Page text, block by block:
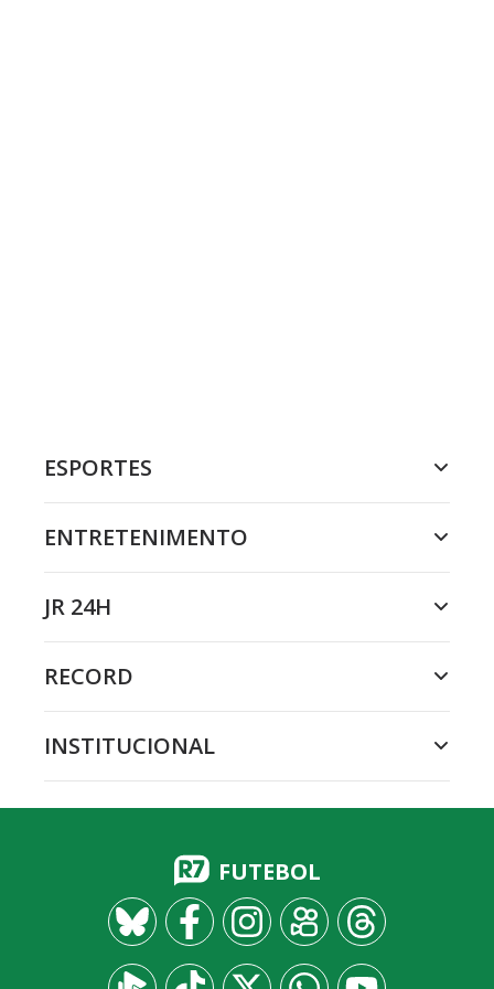
ESPORTES
ENTRETENIMENTO
JR 24H
RECORD
INSTITUCIONAL
FUTEBOL